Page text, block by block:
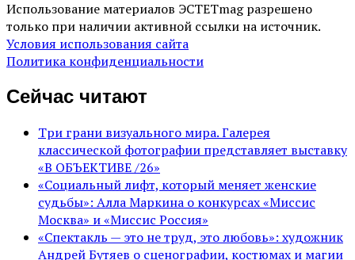
Использование материалов ЭСТЕТmag разрешено
только при наличии активной ссылки на источник.
Условия использования сайта
Политика конфиденциальности
Сейчас читают
Три грани визуального мира. Галерея
классической фотографии представляет выставку
«В ОБЪЕКТИВЕ /26»
«Социальный лифт, который меняет женские
судьбы»: Алла Маркина о конкурсах «Миссис
Москва» и «Миссис Россия»
«Спектакль — это не труд, это любовь»: художник
Андрей Бутяев о сценографии, костюмах и магии